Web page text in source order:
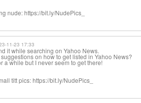
nude: https://bit.ly/NudePics_
11-23 17:33
it while searching on Yahoo News.
on how to get listed in Yahoo News?
a while but I never seem to get there!
titt pics: https://bit.ly/NudePics_